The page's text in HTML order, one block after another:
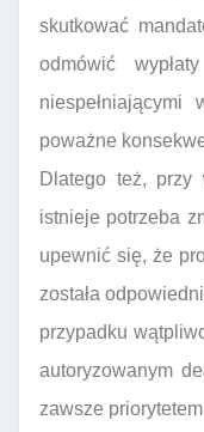
skutkować
odmówić
poważne
Dlatego też, przy
istnieje potrzeba
upewnić się, że
została
przypadku
autoryzowanym
zawsze